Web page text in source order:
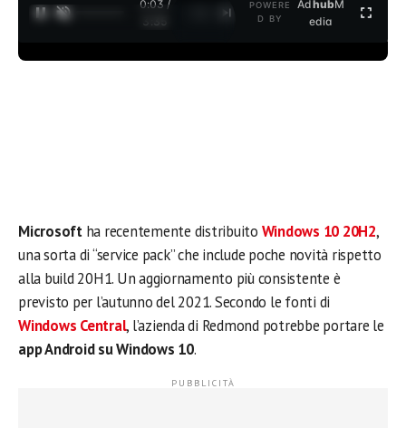
0:04 /
3:35
POWERE
D BY
AdhubM
edia
Microsoftha recentemente distribuito Windows 10 20H2,
una sorta di “service pack” che include poche novità rispetto
alla build 20H1. Un aggiornamento più consistente è
previsto per l’autunno del 2021. Secondo le fonti di
Windows Central, l’azienda di Redmond potrebbe portare le
app Android su Windows 10.